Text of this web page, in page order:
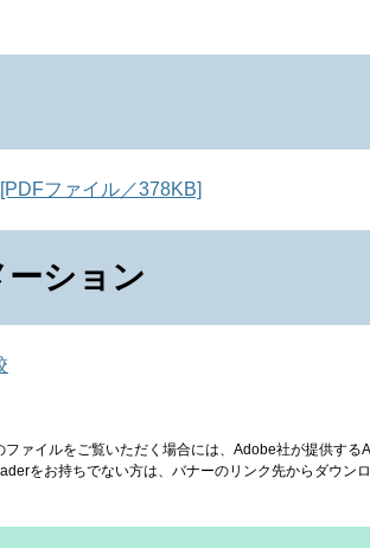
ファイル／378KB]
ション
ファイルをご覧いただく場合には、Adobe社が提供する
をお持ちでない方は、バナーのリンク先からダウン